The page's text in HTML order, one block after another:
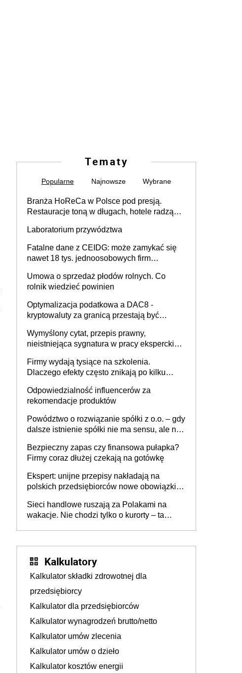
Tematy
Popularne Najnowsze Wybrane
Branża HoReCa w Polsce pod presją.
Restauracje toną w długach, hotele radzą
Laboratorium przywództwa
Fatalne dane z CEIDG: może zamykać się
nawet 18 tys. jednoosobowych firm
Umowa o sprzedaż płodów rolnych. Co
rolnik wiedzieć powinien
Optymalizacja podatkowa a DAC8 -
kryptowaluty za granicą przestają być
Wymyślony cytat, przepis prawny,
nieistniejąca sygnatura w pracy eksperckiej -
firmie
Firmy wydają tysiące na szkolenia.
Dlaczego efekty często znikają po kilku
Odpowiedzialność influencerów za
rekomendacje produktów
Powództwo o rozwiązanie spółki z o.o. – gdy
dalsze istnienie spółki nie ma sensu, ale nie
Bezpieczny zapas czy finansowa pułapka?
Firmy coraz dłużej czekają na gotówkę
Ekspert: unijne przepisy nakładają na
polskich przedsiębiorców nowe obowiązki w
Sieci handlowe ruszają za Polakami na
wakacje. Nie chodzi tylko o kurorty – ta
Kalkulatory
Kalkulator składki zdrowotnej dla
przedsiębiorcy
Kalkulator dla przedsiębiorców
Kalkulator wynagrodzeń brutto/netto
Kalkulator umów zlecenia
Kalkulator umów o dzieło
Kalkulator kosztów energii